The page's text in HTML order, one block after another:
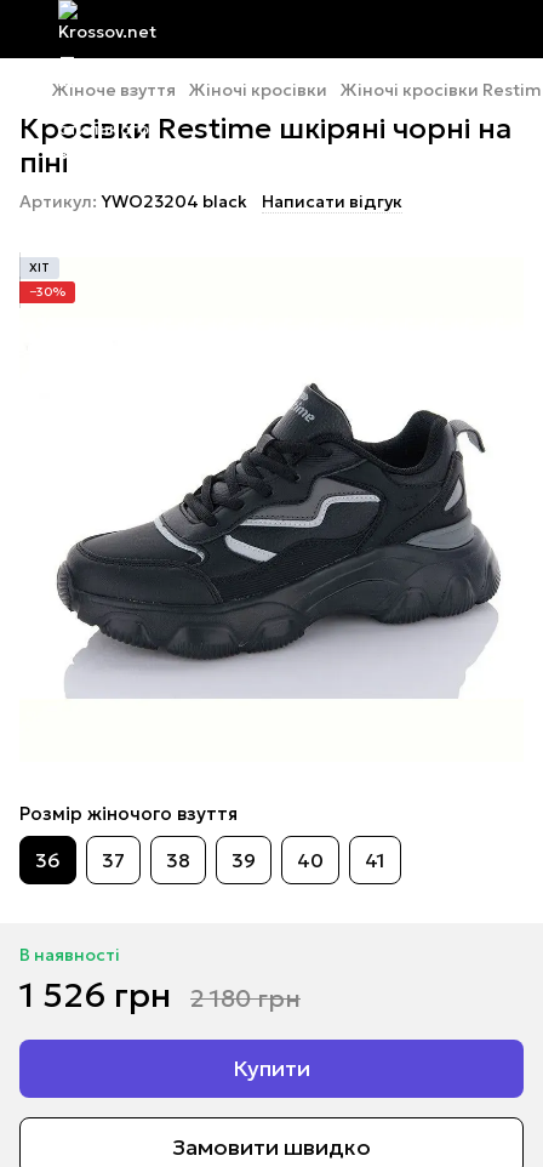
Жіноче взуття Жіночі кросівки Жіночі кросівки
Кросівки Restime шкіряні чорні на
піні
Артикул: YWO23204 black Написати відгук
ХІТ
−30%
Розмір жіночого взуття
36 37 38 39 40 41
В наявності
1 526 грн 2 180 грн
Купити
Замовити швидко